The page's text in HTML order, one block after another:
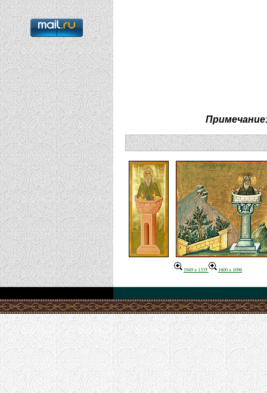
1949 x 1335 1600 x 1096